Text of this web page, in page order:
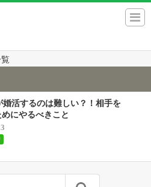
覧
婚活するのは難しい？！相手を
めにやるべきこと